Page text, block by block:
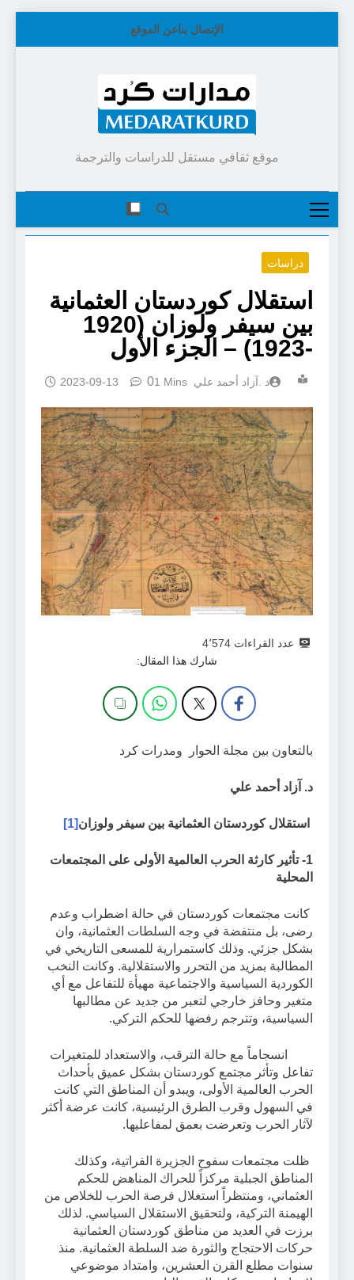
الإتصال بناعن الموقع
موقع ثقافي مستقل للدراسات والترجمة
دراسات
استقلال كوردستان العثمانية
بين سيفر ولوزان (1920
-1923) – الجزء الأول
د .آزاد أحمد علي 2023-09-13 01 Mins
عدد القراءات 4٬574
شارك هذا المقال:
بالتعاون بين مجلة الحوار ومدرات كرد
د. آزاد أحمد علي
استقلال كوردستان العثمانية بين سيفر ولوزان[1]
1- تأثير كارثة الحرب العالمية الأولى على المجتمعات
المحلية
كانت مجتمعات كوردستان في حالة اضطراب وعدم
رضى، بل منتفضة في وجه السلطات العثمانية، وان
بشكل جزئي. وذلك كاستمرارية للمسعى التاريخي في
المطالبة بمزيد من التحرر والاستقلالية. وكانت النخب
الكوردية السياسية والاجتماعية مهيأة للتفاعل مع أي
متغير وحافز خارجي لتعبر من جديد عن مطالبها
السياسية، وتترجم رفضها للحكم التركي.
انسجاماً مع حالة الترقب، والاستعداد للمتغيرات
تفاعل وتأثر مجتمع كوردستان بشكل عميق بأحداث
الحرب العالمية الأولى، ويبدو أن المناطق التي كانت
في السهول وقرب الطرق الرئيسية، كانت عرضة أكثر
لآثار الحرب وتعرضت بعمق لمفاعليها.
ظلت مجتمعات سفوح الجزيرة الفراتية، وكذلك
المناطق الجبلية مركزاً للحراك المناهض للحكم
العثماني، ومنتظراً استغلال فرصة الحرب للخلاص من
الهيمنة التركية، ولتحقيق الاستقلال السياسي. لذلك
برزت في العديد من مناطق كوردستان العثمانية
حركات الاحتجاج والثورة ضد السلطة العثمانية. منذ
سنوات مطلع القرن العشرين، وامتداد موضوعي